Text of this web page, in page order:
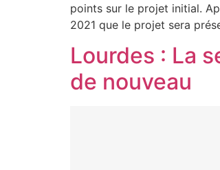
points sur le projet initial.
2021 que le projet sera
Lourdes : La
de nouveau